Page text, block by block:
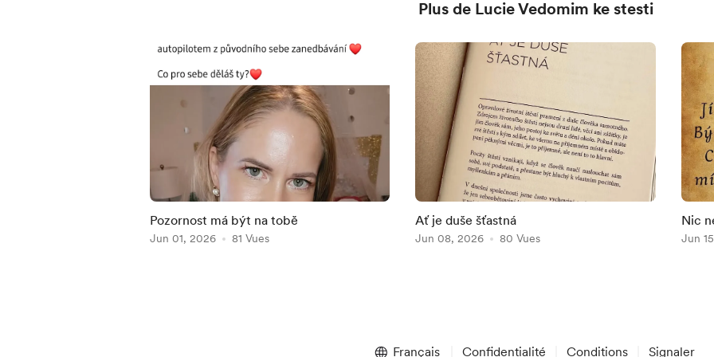
Plus de Lucie Vedomim ke stesti
Pozornost má být na tobě
Jun 01, 2026 81 Vues
Ať je duše šťastná
Jun 08, 2026 80 Vues
Nic
Jun
Français Confidentialité Conditions Signaler